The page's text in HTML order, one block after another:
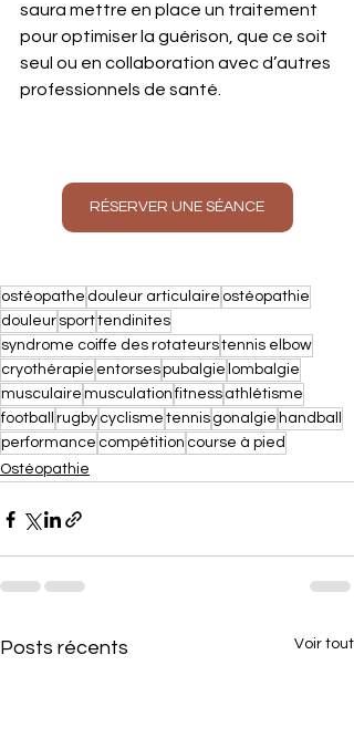
saura mettre en place un traitement
pour optimiser la guérison, que ce soit
seul ou en collaboration avec d’autres
professionnels de santé.
RÉSERVER UNE SÉANCE
ostéopathe douleur articulaire ostéopathie
douleur sporttendinites
syndrome coiffe des rotateurstennis elbow
cryothérapie entorsespubalgie lombalgie
musculaire musculation fitness athlétisme
football
rugby cyclisme tennis gonalgie handball
performance compétition course à pied
Ostéopathie
Posts récents Voir tout